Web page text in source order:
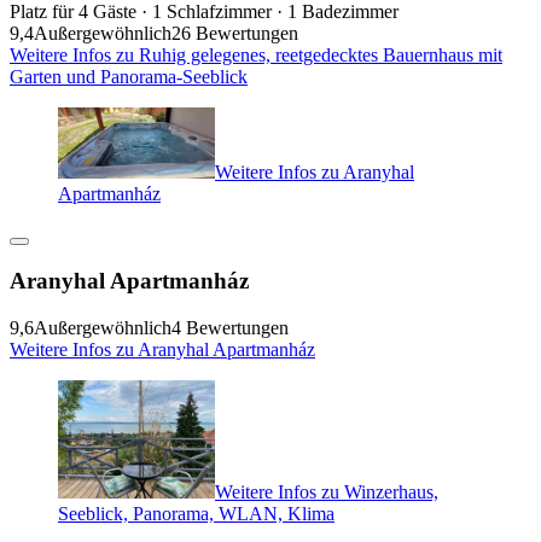
Platz für 4 Gäste · 1 Schlafzimmer · 1 Badezimmer
9,4Außergewöhnlich26 Bewertungen
Weitere Infos zu Ruhig gelegenes, reetgedecktes Bauernhaus mit
Garten und Panorama-Seeblick
Weitere Infos zu Aranyhal
Apartmanház
Aranyhal Apartmanház
9,6Außergewöhnlich4 Bewertungen
Weitere Infos zu Aranyhal Apartmanház
Weitere Infos zu Winzerhaus,
Seeblick, Panorama, WLAN, Klima